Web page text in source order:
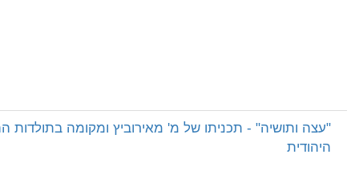
"עצה ותושיה" - תכניתו של מ' מאירוביץ ומקומה בתולדות
היהודית